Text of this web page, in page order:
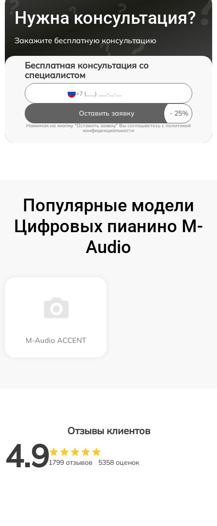
Нужна консультация?
Закажите бесплатную консультацию
Бесплатная консультация со
специалистом
Оставить заявку
Нажимая на кнопку "Оставить заявку" Вы соглашаетесь c политикой
конфиденциальности
Популярные модели
Цифровых пианино M-
Audio
M-Audio ACCENT
Отзывы клиентов
4.91799 отзывов 5358 оценок